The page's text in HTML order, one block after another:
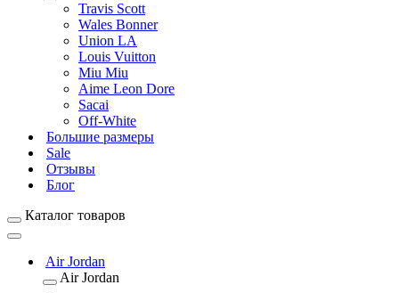
Travis Scott
Wales Bonner
Union LA
Louis Vuitton
Miu Miu
Aime Leon Dore
Sacai
Off-White
Большие размеры
Sale
Отзывы
Блог
Каталог товаров
Air Jordan
Air Jordan